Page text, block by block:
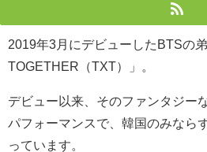
2019年3月にデビューしたBTSの
TOGETHER（TXT）」。
デビュー以来、そのファンタジー
パフォーマンスで、韓国のみなら
っています。